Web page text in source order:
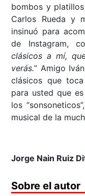
bombos y
Carlos Rueda y
insinuó para
de Instagram,
clásicos a mí,
verás.” Amigo
clásicos que
para usted que
los
musical de la
Jorge Nain Ruiz
Sobre el autor